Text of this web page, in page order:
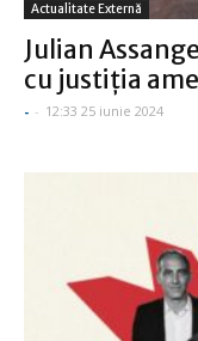
Actualitate Externă
Julian
cu justiţia
- - 12:33 25 iunie 2024